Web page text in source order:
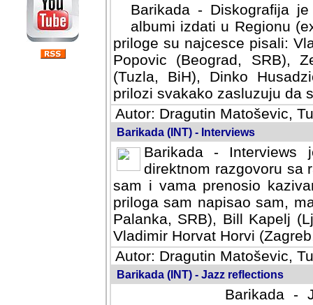
Barikada - Diskografija
albumi izdati u Regionu
priloge su najcesce pisali:
Popovic (Beograd, SRB),
(Tuzla, BiH), Dinko
prilozi svakako zasluzuju da
Autor: Dragutin Matoševic,
Barikada (INT) - Interviews
Barikada -
direktnom razgovoru sa
sam i vama prenosio
priloga sam napisao sam,
Palanka, SRB), Bill Kapelj
Vladimir Horvat Horvi
Autor: Dragutin Matoševic,
Barikada (INT) - Jazz reflections
Barikada -